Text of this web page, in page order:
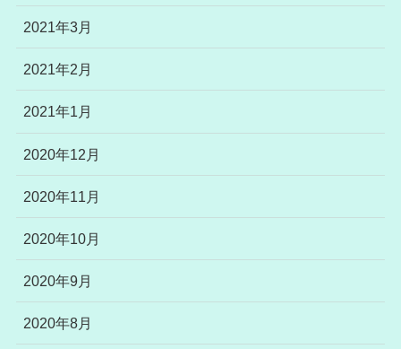
2021年3月
2021年2月
2021年1月
2020年12月
2020年11月
2020年10月
2020年9月
2020年8月